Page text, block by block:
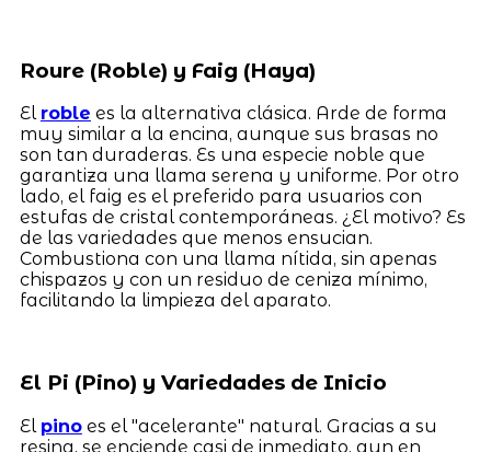
Roure (Roble) y Faig (Haya)
El roble es la alternativa clásica. Arde de forma
muy similar a la encina, aunque sus brasas no
son tan duraderas. Es una especie noble que
garantiza una llama serena y uniforme. Por otro
lado, el faig es el preferido para usuarios con
estufas de cristal contemporáneas. ¿El motivo? Es
de las variedades que menos ensucian.
Combustiona con una llama nítida, sin apenas
chispazos y con un residuo de ceniza mínimo,
facilitando la limpieza del aparato.
El Pi (Pino) y Variedades de Inicio
El pinoes el "acelerante" natural. Gracias a su
resina, se enciende casi de inmediato, aun en